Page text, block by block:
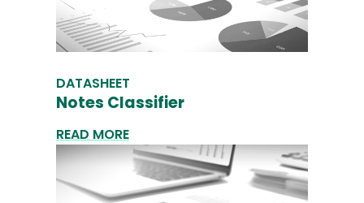
DATASHEET
Notes Classifier
READ MORE